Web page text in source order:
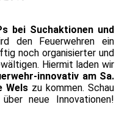
bei Suchaktionen und
den Feuerwehren ein
noch organisierter und
Hiermit laden wir
innovativ am Sa.
Wels zu kommen. Schau
neue Innovationen!